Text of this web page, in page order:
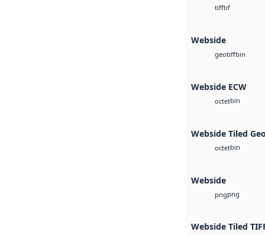
tifftif
Webside
geotiffbin
Webside ECW
octetbin
Webside Tiled
octetbin
Webside
pngpng
Webside Tiled